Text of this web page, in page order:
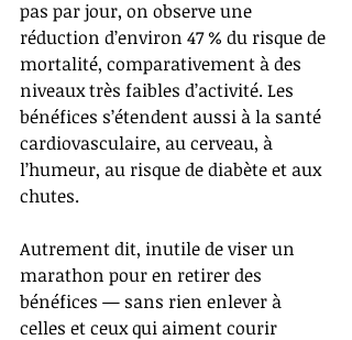
pas par jour, on observe une
réduction d’environ 47 % du risque de
mortalité, comparativement à des
niveaux très faibles d’activité. Les
bénéfices s’étendent aussi à la santé
cardiovasculaire, au cerveau, à
l’humeur, au risque de diabète et aux
chutes.
Autrement dit, inutile de viser un
marathon pour en retirer des
bénéfices — sans rien enlever à
celles et ceux qui aiment courir